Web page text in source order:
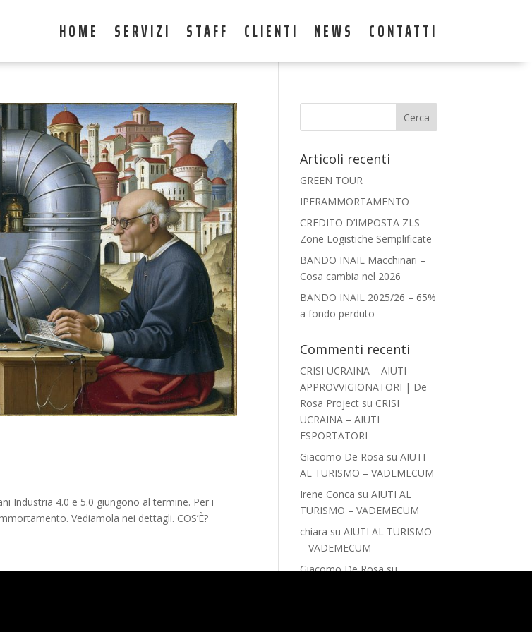
HOME SERVIZI STAFF CLIENTI NEWS CONTATTI
Industria 4.0 e 5.0 giungono al termine. Per i
Vediamola nei dettagli. COS’È?
Articoli recenti
GREEN TOUR
IPERAMMORTAMENTO
CREDITO D’IMPOSTA ZLS –
Zone Logistiche Semplificate
BANDO INAIL Macchinari –
Cosa cambia nel 2026
BANDO INAIL 2025/26 – 65%
a fondo perduto
Commenti recenti
CRISI UCRAINA – AIUTI
APPROVVIGIONATORI | De
Rosa Project su CRISI
UCRAINA – AIUTI
ESPORTATORI
Giacomo De Rosa suAIUTI
AL TURISMO – VADEMECUM
Irene Conca suAIUTI AL
TURISMO – VADEMECUM
chiara suAIUTI AL TURISMO
– VADEMECUM
Giacomo De Rosasu